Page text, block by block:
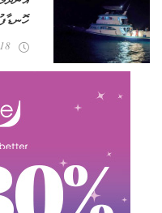
18 ދުވަސް ކުރިން